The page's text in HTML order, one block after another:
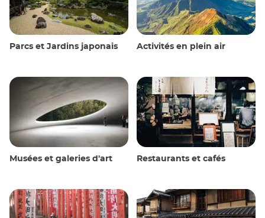
Parcs et Jardins japonais Activités en plein air
Musées et galeries d'art Restaurants et cafés